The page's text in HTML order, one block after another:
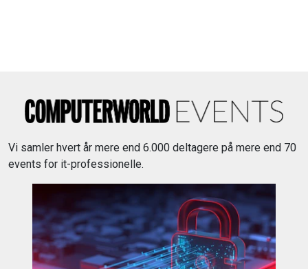
Vi samler hvert år mere end 6.000 deltagere på mere end 70
events for it-professionelle.